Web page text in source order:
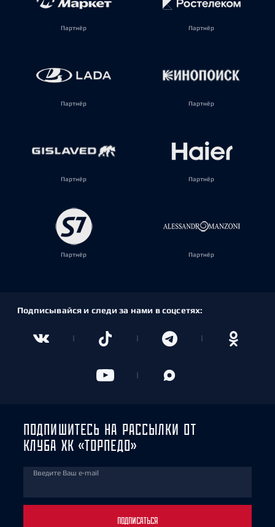
Партнёр Партнёр
Партнёр Партнёр
Партнёр Партнёр
Партнёр Партнёр
Подписывайся и следи за нами в соцсетях:
ПОДПИШИТЕСЬ НА РАССЫЛКИ ОТ
КЛУБА ХК «ТОРПЕДО»
Введите Ваш e-mail
ПОДПИСАТЬСЯ